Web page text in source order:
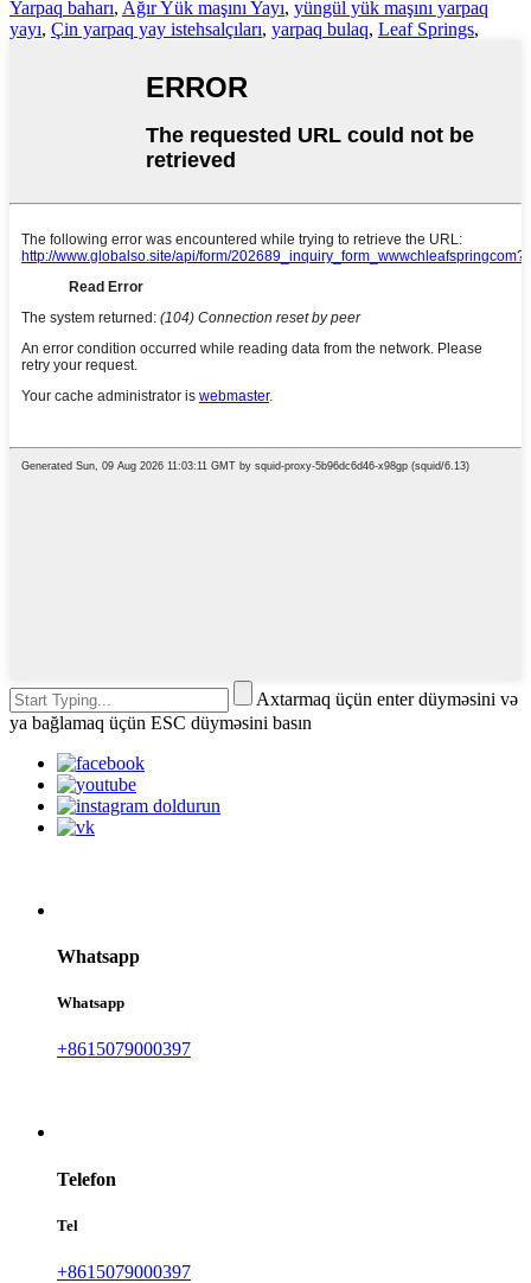
Yarpaq baharı, Ağır Yük maşını Yayı, yüngül yük maşını yarpaq
yayı, Çin yarpaq yay istehsalçıları, yarpaq bulaq, Leaf Springs,
Axtarmaq üçün enter düyməsini və
ya bağlamaq üçün ESC düyməsini basın
Whatsapp
Whatsapp
+8615079000397
Telefon
Tel
+8615079000397